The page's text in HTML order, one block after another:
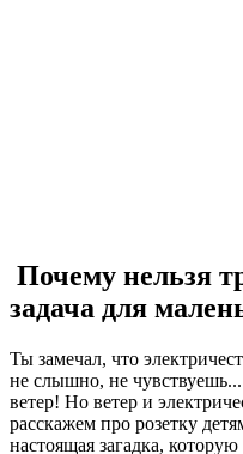
Почему нельзя
задача для
Ты замечал, что
не слышно, не
ветер! Но ветер и
расскажем про розетку
настоящая загадка,